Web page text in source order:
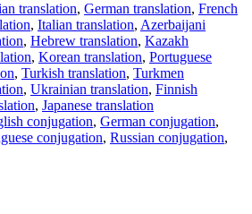
translation, German translation, French
, Italian translation, Azerbaijani
, Hebrew translation, Kazakh
, Korean translation, Portuguese
, Turkish translation, Turkmen
, Ukrainian translation, Finnish
, Japanese translation
conjugation, German conjugation,
conjugation, Russian conjugation,